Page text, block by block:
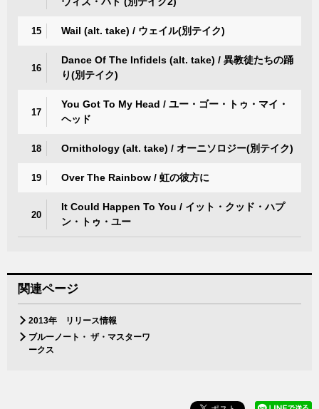
15 Wail (alt. take) / ウェイル(別テイク)
16
Dance Of The Infidels (alt. take) / 異教徒たちの踊
り(別テイク)
17
You Got To My Head / ユー・ゴー・トゥ・マイ・
ヘッド
18 Ornithology (alt. take) / オーニソロジー(別テイク)
19 Over The Rainbow / 虹の彼方に
20
It Could Happen To You / イット・クッド・ハプ
ン・トゥ・ユー
関連ページ
2013年 リリース情報
ブルーノート・ ザ・マスターワ
ークス